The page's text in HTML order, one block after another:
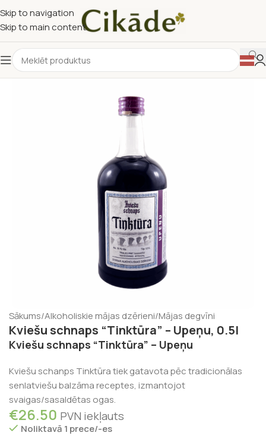
Skip to navigation
Skip to main content
Sākums/Alkoholiskie mājas dzērieni/Mājas degvīni
Kviešu schnaps “Tinktūra” – Upeņu, 0.5l
Kviešu schnaps “Tinktūra” – Upeņu
Kviešu schanps Tinktūra tiek gatavota pēc tradicionālas
senlatviešu balzāma receptes, izmantojot
svaigas/sasaldētas ogas.
€26.50 PVN iekļauts
Noliktavā 1 prece/-es